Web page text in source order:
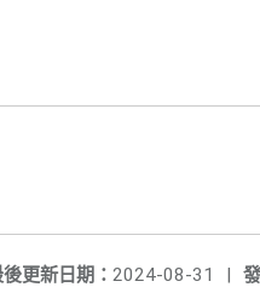
更新日期： 2024-08-31 |